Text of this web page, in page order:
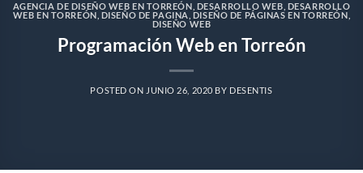
AGENCIA DE DISEÑO WEB EN TORREÓN DESARROLLO WEB DESARROLLO
WEB EN TORREÓN DISEÑO DE PAGINA DISEÑO DE PÁGINAS EN TORREÓN
DISEÑO WEB
Programación Web en Torreón
POSTED ON JUNIO 26, 2020 BY DESENTIS